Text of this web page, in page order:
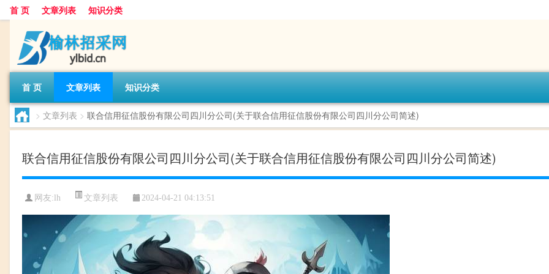
首 页 文章列表 知识分类
首 页 文章列表 知识分类
> 文章列表 > 联合信用征信股份有限公司四川分公司(关于联合信用征信股份有限公司四川分公司简述)
联合信用征信股份有限公司四川分公司(关于联合信用征信股份有限公司四川分公司简述)
网友: lh 文章列表 2024-04-21 04:13:51